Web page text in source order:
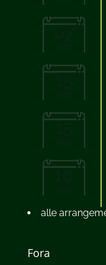
07
15
15
10
alle
Fora